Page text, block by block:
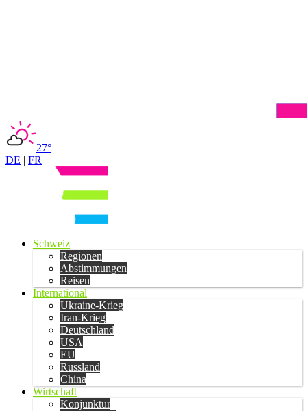
27°
DE | FR
Schweiz
Regionen
Abstimmungen
Reisen
International
Ukraine-Krieg
Iran-Krieg
Deutschland
USA
EU
Russland
China
Wirtschaft
Konjunktur